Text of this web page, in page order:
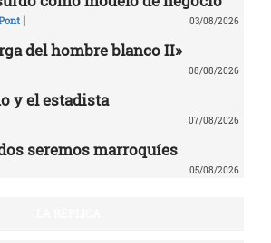
| 03/08/2026
del hombre blanco II»
08/08/2026
y el estadista
07/08/2026
seremos marroquíes
05/08/2026